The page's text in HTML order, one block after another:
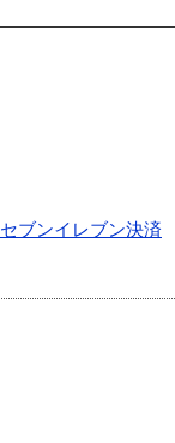
セブンイレブン決済